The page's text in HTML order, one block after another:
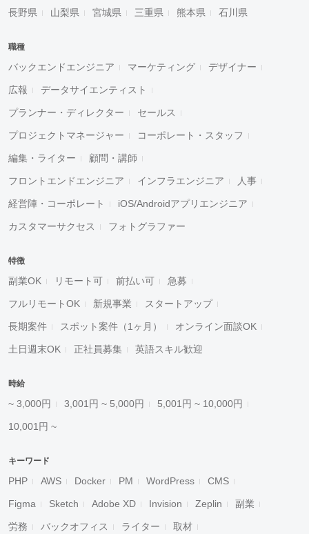
長野県 山梨県 宮城県 三重県 熊本県 石川県
職種
バックエンドエンジニア マーケティング デザイナー
広報 データサイエンティスト
プランナー・ディレクター セールス
プロジェクトマネージャー コーポレート・スタッフ
編集・ライター 顧問・講師
フロントエンドエンジニア インフラエンジニア 人事
経営陣・コーポレート iOS/Androidアプリエンジニア
カスタマーサクセス フォトグラファー
特徴
副業OK リモート可 前払い可 急募
フルリモートOK 新規事業 スタートアップ
長期案件 スポット案件（1ヶ月） オンライン面談OK
土日週末OK 正社員募集 英語スキル歓迎
時給
~ 3,000円 3,001円 ~ 5,000円 5,001円 ~ 10,000円
10,001円 ~
キーワード
PHP AWS Docker PM WordPress CMS
Figma Sketch Adobe XD Invision Zeplin 副業
労務 バックオフィス ライター 取材